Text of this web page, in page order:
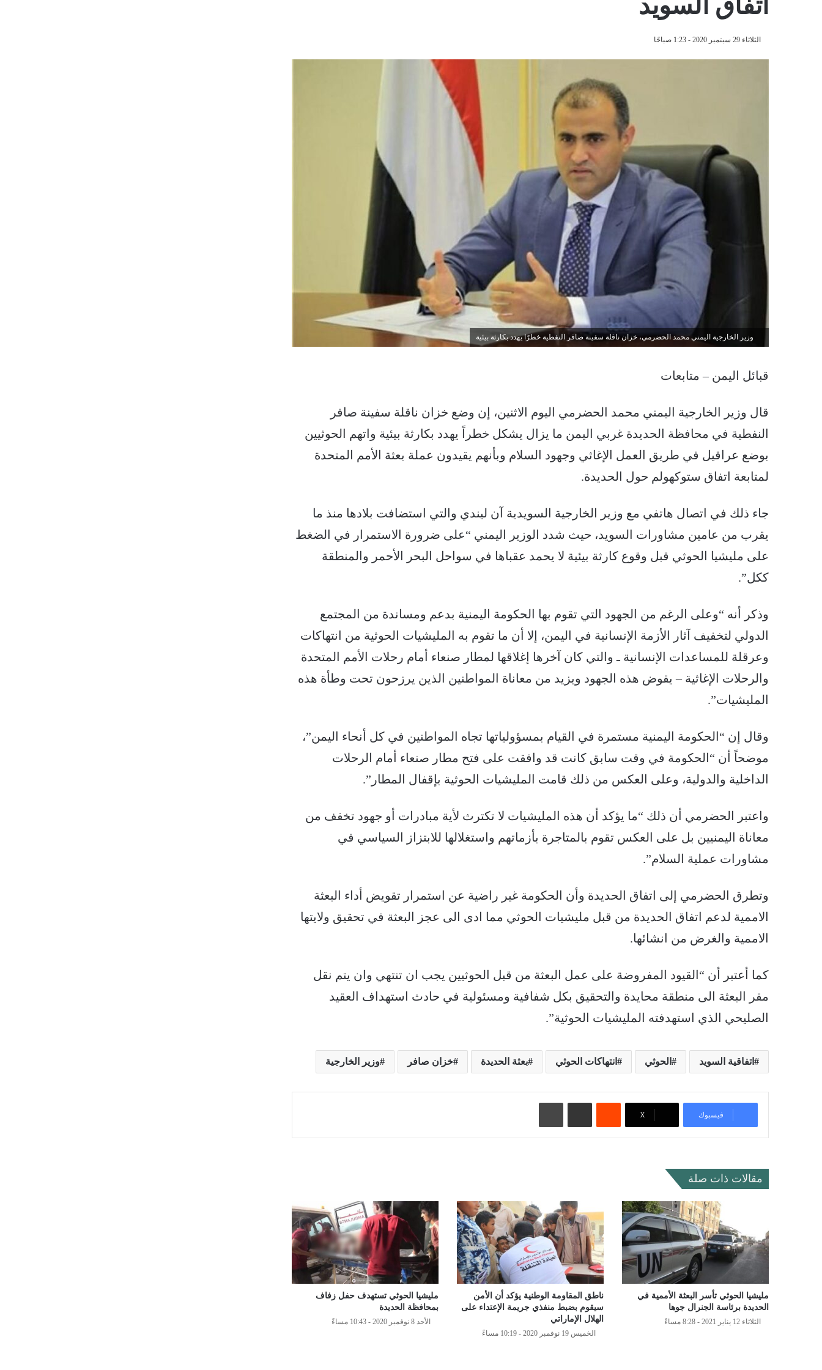
الثلاثاء 29 سبتمبر 2020 - 1:23 صباحًا
وزير الخارجية اليمني محمد الحضرمي، خزان ناقلة سفينة صافر النفطية خطرًا يهدد بكارثة بيئية
قبائل اليمن – متابعات
قال وزير الخارجية اليمني محمد الحضرمي اليوم الاثنين، إن وضع خزان ناقلة سفينة صافر
النفطية في محافظة الحديدة غربي اليمن ما يزال يشكل خطراً يهدد بكارثة بيئية واتهم الحوثيين
بوضع عراقيل في طريق العمل الإغاثي وجهود السلام وبأنهم يقيدون عملة بعثة الأمم المتحدة
لمتابعة اتفاق ستوكهولم حول الحديدة.
جاء ذلك في اتصال هاتفي مع وزير الخارجية السويدية آن ليندي والتي استضافت بلادها منذ ما
يقرب من عامين مشاورات السويد، حيث شدد الوزير اليمني “على ضرورة الاستمرار في الضغط
على مليشيا الحوثي قبل وقوع كارثة بيئية لا يحمد عقباها في سواحل البحر الأحمر والمنطقة
ككل”.
وذكر أنه “وعلى الرغم من الجهود التي تقوم بها الحكومة اليمنية بدعم ومساندة من المجتمع
الدولي لتخفيف آثار الأزمة الإنسانية في اليمن، إلا أن ما تقوم به المليشيات الحوثية من انتهاكات
وعرقلة للمساعدات الإنسانية ـ والتي كان آخرها إغلاقها لمطار صنعاء أمام رحلات الأمم المتحدة
والرحلات الإغاثية – يقوض هذه الجهود ويزيد من معاناة المواطنين الذين يرزحون تحت وطأة هذه
المليشيات”.
وقال إن “الحكومة اليمنية مستمرة في القيام بمسؤولياتها تجاه المواطنين في كل أنحاء اليمن”،
موضحاً أن “الحكومة في وقت سابق كانت قد وافقت على فتح مطار صنعاء أمام الرحلات
الداخلية والدولية، وعلى العكس من ذلك قامت المليشيات الحوثية بإقفال المطار”.
واعتبر الحضرمي أن ذلك “ما يؤكد أن هذه المليشيات لا تكترث لأية مبادرات أو جهود تخفف من
معاناة اليمنيين بل على العكس تقوم بالمتاجرة بأزماتهم واستغلالها للابتزاز السياسي في
مشاورات عملية السلام”.
وتطرق الحضرمي إلى اتفاق الحديدة وأن الحكومة غير راضية عن استمرار تقويض أداء البعثة
الاممية لدعم اتفاق الحديدة من قبل مليشيات الحوثي مما ادى الى عجز البعثة في تحقيق ولايتها
الاممية والغرض من انشائها.
كما أعتبر أن “القيود المفروضة على عمل البعثة من قبل الحوثيين يجب ان تنتهي وان يتم نقل
مقر البعثة الى منطقة محايدة والتحقيق بكل شفافية ومسئولية في حادث استهداف العقيد
الصليحي الذي استهدفته المليشيات الحوثية”.
اتفاقية السويد الحوثي انتهاكات الحوثي بعثة الحديدة خزان صافر وزير الخارجية
فيسبوك ‫X
مقالات ذات صلة
مليشيا الحوثي تأسر البعثة الأممية في
الحديدة برئاسة الجنرال جوها
الثلاثاء 12 يناير 2021 - 8:28 مساءً
ناطق المقاومة الوطنية يؤكد أن الأمن
سيقوم بضبط منفذي جريمة الإعتداء على
الهلال الإماراتي
الخميس 19 نوفمبر 2020 - 10:19 مساءً
مليشيا الحوثي تستهدف حفل زفاف
بمحافظة الحديدة
الأحد 8 نوفمبر 2020 - 10:43 مساءً